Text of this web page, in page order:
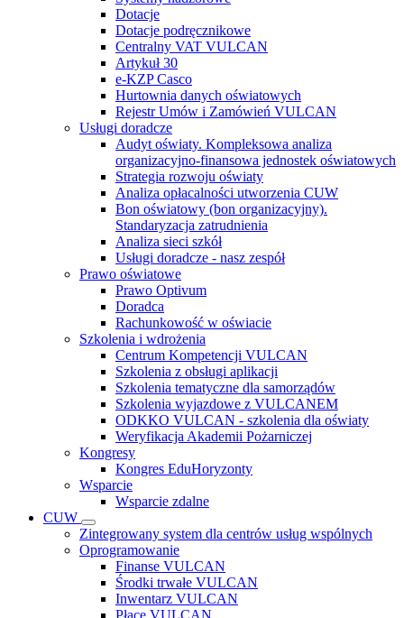
Dotacje
Dotacje podręcznikowe
Centralny VAT VULCAN
Artykuł 30
e-KZP Casco
Hurtownia danych oświatowych
Rejestr Umów i Zamówień VULCAN
Usługi doradcze
Audyt oświaty. Kompleksowa analiza
organizacyjno-finansowa jednostek oświatowych
Strategia rozwoju oświaty
Analiza opłacalności utworzenia CUW
Bon oświatowy (bon organizacyjny).
Standaryzacja zatrudnienia
Analiza sieci szkół
Usługi doradcze - nasz zespół
Prawo oświatowe
Prawo Optivum
Doradca
Rachunkowość w oświacie
Szkolenia i wdrożenia
Centrum Kompetencji VULCAN
Szkolenia z obsługi aplikacji
Szkolenia tematyczne dla samorządów
Szkolenia wyjazdowe z VULCANEM
ODKKO VULCAN - szkolenia dla oświaty
Weryfikacja Akademii Pożarniczej
Kongresy
Kongres EduHoryzonty
Wsparcie
Wsparcie zdalne
CUW
Zintegrowany system dla centrów usług wspólnych
Oprogramowanie
Finanse VULCAN
Środki trwałe VULCAN
Inwentarz VULCAN
Płace VULCAN